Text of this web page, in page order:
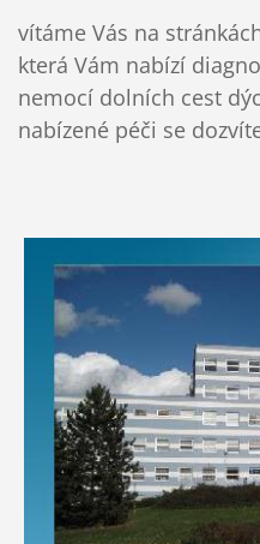
vítáme Vás na
která Vám nabízí
nemocí dolních cest
nabízené péči se